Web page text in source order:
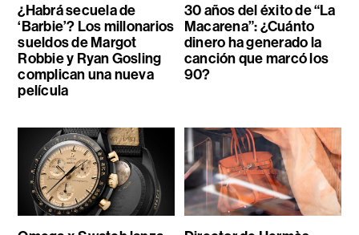
¿Habrá secuela de
‘Barbie’? Los millonarios
sueldos de Margot
Robbie y Ryan Gosling
complican una nueva
película
30 años del éxito de “La
Macarena”: ¿Cuánto
dinero ha generado la
canción que marcó los
90?